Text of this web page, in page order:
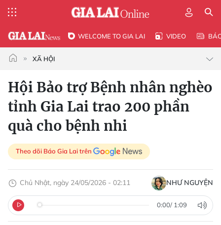
WELCOME TO GIA LAI VIDEO
XÃ HỘI
Hội Bảo trợ Bệnh nhân nghèo
tỉnh Gia Lai trao 200 phần
quà cho bệnh nhi
Theo dõi Báo Gia Lai trên
Chủ Nhật, ngày 24/05/2026 - 02:11 NHƯ NGUYỆN
0:00/ 1:09